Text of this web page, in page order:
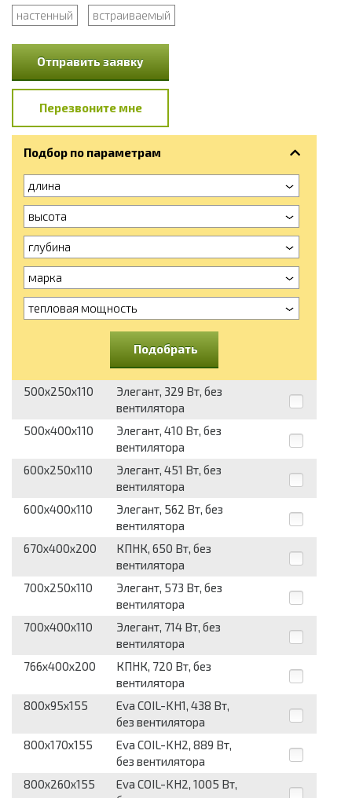
настенный встраиваемый
Отправить заявку
Перезвоните мне
Подбор по параметрам
длина
высота
глубина
марка
тепловая мощность
Подобрать
500x250x110
Элегант, 329 Вт, без
вентилятора
500x400x110
Элегант, 410 Вт, без
вентилятора
600x250x110
Элегант, 451 Вт, без
вентилятора
600x400x110
Элегант, 562 Вт, без
вентилятора
670x400x200
КПНК, 650 Вт, без
вентилятора
700x250x110
Элегант, 573 Вт, без
вентилятора
700x400x110
Элегант, 714 Вт, без
вентилятора
766x400x200
КПНК, 720 Вт, без
вентилятора
800x95x155
Eva COIL-KH1, 438 Вт,
без вентилятора
800x170x155
Eva COIL-KH2, 889 Вт,
без вентилятора
800x260x155
Eva COIL-KH2, 1005 Вт,